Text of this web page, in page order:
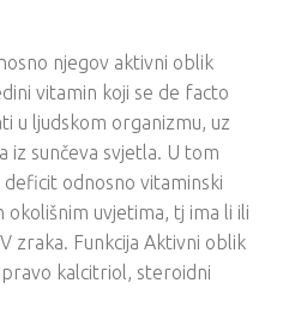
njegov aktivni oblik
vitamin koji se de facto
u ljudskom organizmu, uz
iz sunčeva svjetla. U tom
deficit odnosno vitaminski
okolišnim uvjetima, tj ima li ili
zraka. Funkcija Aktivni oblik
kalcitriol, steroidni